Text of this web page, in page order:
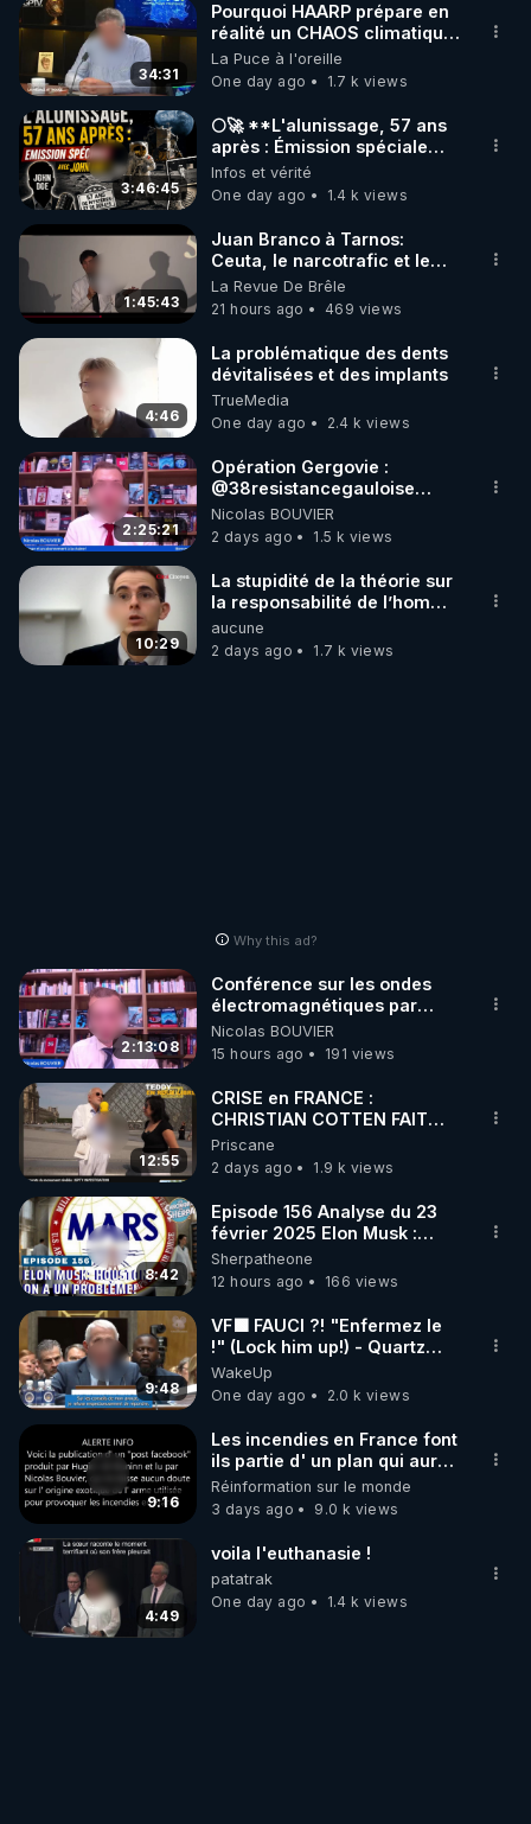
34:31
Pourquoi HAARP prépare en
réalité un CHAOS climatique,
on répond
La Puce à l'oreille
One day ago
1.7 k views
3:46:45
🌕🚀 **L'alunissage, 57 ans
après : Émission spéciale
avec John Doe !** 👨 🚀✨
Infos et vérité
One day ago
1.4 k views
1:45:43
Juan Branco à Tarnos:
Ceuta, le narcotrafic et le
pouvoir en France
La Revue De Brêle
21 hours ago
469 views
4:46
La problématique des dents
dévitalisées et des implants
TrueMedia
One day ago
2.4 k views
2:25:21
Opération Gergovie :
‪@38resistancegauloise‬
‪@MarionSigautOfficiel‬
‪@gladysriifard5710‬ Laëtitia
Nicolas BOUVIER
2 days ago
1.5 k views
10:29
La stupidité de la théorie sur
la responsabilité de l’homme
concernant le dioxyde de
carbone.
aucune
2 days ago
1.7 k views
Why this ad?
2:13:08
Conférence sur les ondes
électromagnétiques par
Grégoire Caustru et Bart de
Wever !
Nicolas BOUVIER
15 hours ago
191 views
12:55
CRISE en FRANCE :
CHRISTIAN COTTEN FAIT
une étrange découverte
Priscane
2 days ago
1.9 k views
8:42
Episode 156 Analyse du 23
février 2025 Elon Musk :
Houston , on a un problème !
Sherpatheone
12 hours ago
166 views
9:48
VF🟩 FAUCI ?! "Enfermez le
!" (Lock him up!) - Quartz
Traduction
WakeUp
One day ago
2.0 k views
9:16
Les incendies en France font
ils partie d' un plan qui aurait
débuté le 11 septembre 2001
?
Réinformation sur le monde
3 days ago
9.0 k views
4:49
voila l'euthanasie !
patatrak
One day ago
1.4 k views